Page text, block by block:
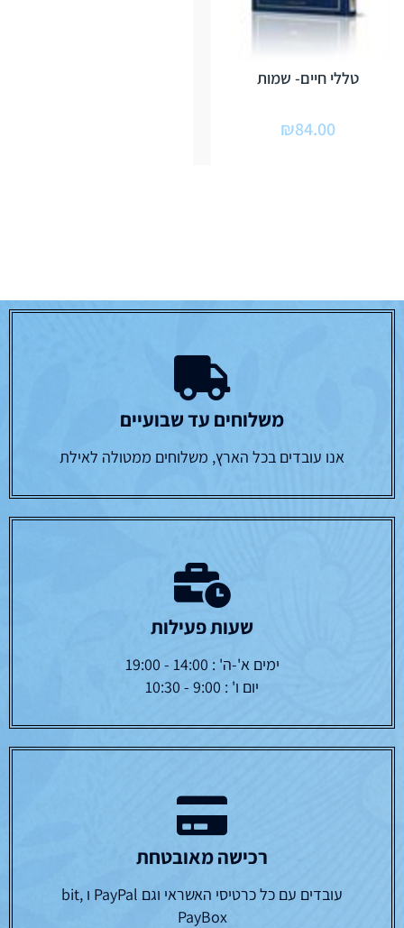
טללי חיים- שמות
₪84.00
משלוחים עד שבועיים
אנו עובדים בכל הארץ, משלוחים ממטולה לאילת
שעות פעילות
ימים א'-ה' : 14:00 - 19:00
יום ו' : 9:00 - 10:30
רכישה מאובטחת
עובדים עם כל כרטיסי האשראי וגם PayPal ו bit,
PayBox